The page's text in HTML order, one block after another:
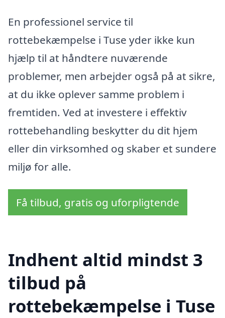
En professionel service til
rottebekæmpelse i Tuse yder ikke kun
hjælp til at håndtere nuværende
problemer, men arbejder også på at sikre,
at du ikke oplever samme problem i
fremtiden. Ved at investere i effektiv
rottebehandling beskytter du dit hjem
eller din virksomhed og skaber et sundere
miljø for alle.
Få tilbud, gratis og uforpligtende
Indhent altid mindst 3
tilbud på
rottebekæmpelse i Tuse